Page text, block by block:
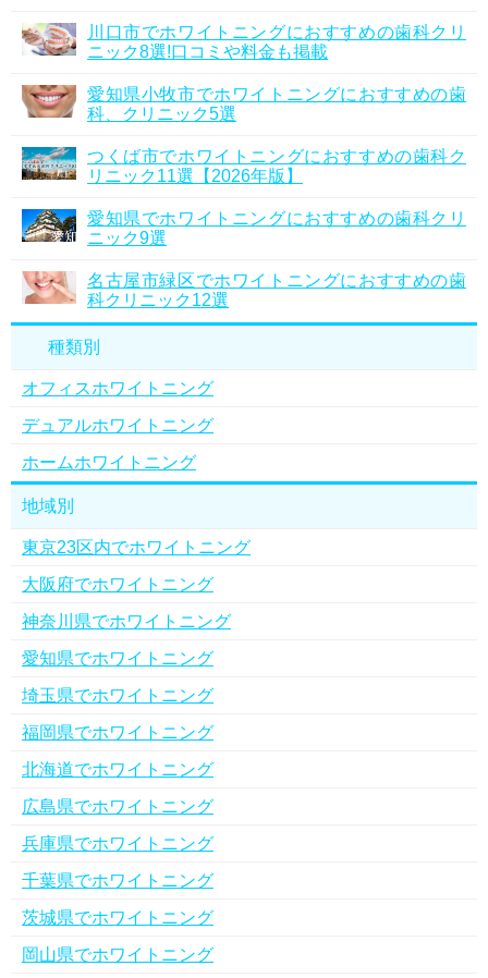
川口市でホワイトニングにおすすめの歯科クリ
ニック8選!口コミや料金も掲載
愛知県小牧市でホワイトニングにおすすめの歯
科、クリニック5選
つくば市でホワイトニングにおすすめの歯科ク
リニック11選【2026年版】
愛知県でホワイトニングにおすすめの歯科クリ
ニック9選
名古屋市緑区でホワイトニングにおすすめの歯
科クリニック12選
種類別
オフィスホワイトニング
デュアルホワイトニング
ホームホワイトニング
地域別
東京23区内でホワイトニング
大阪府でホワイトニング
神奈川県でホワイトニング
愛知県でホワイトニング
埼玉県でホワイトニング
福岡県でホワイトニング
北海道でホワイトニング
広島県でホワイトニング
兵庫県でホワイトニング
千葉県でホワイトニング
茨城県でホワイトニング
岡山県でホワイトニング